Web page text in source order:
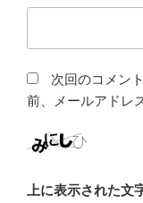
次回のコメン
前、メールアドレ
上に表示された文